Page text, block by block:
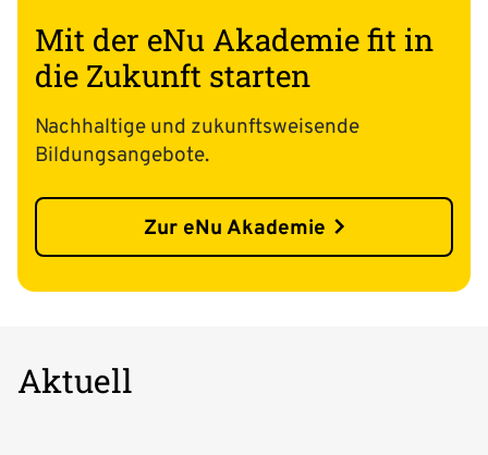
Mit der eNu Akademie fit in
die Zukunft starten
Nachhaltige und zukunftsweisende
Bildungsangebote.
Zur eNu Akademie
Aktuell